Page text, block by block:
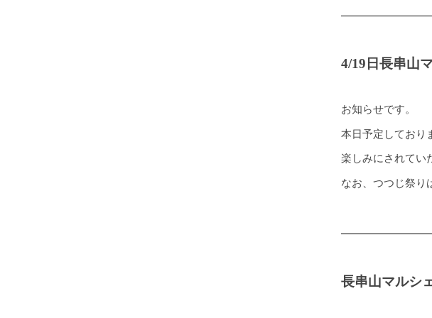
4/19日長串山
お知らせです。
本日予定しており
楽しみにされてい
なお、つつじ祭り
長串山マルシ